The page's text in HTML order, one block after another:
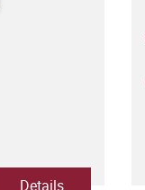
Details